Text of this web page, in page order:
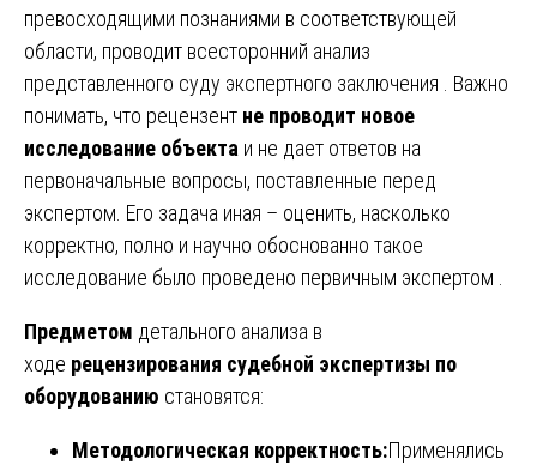
превосходящими познаниями в соответствующей
области, проводит всесторонний анализ
представленного суду экспертного заключения . Важно
понимать, что рецензент не проводит новое
исследование объекта и не дает ответов на
первоначальные вопросы, поставленные перед
экспертом. Его задача иная – оценить, насколько
корректно, полно и научно обоснованно такое
исследование было проведено первичным экспертом .
Предметом детального анализа в
ходе рецензирования судебной экспертизы по
оборудованию становятся:
Методологическая корректность:Применялись